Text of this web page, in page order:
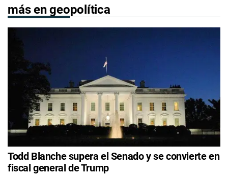
más en geopolítica
Todd Blanche supera el Senado y se convierte en
fiscal general de Trump